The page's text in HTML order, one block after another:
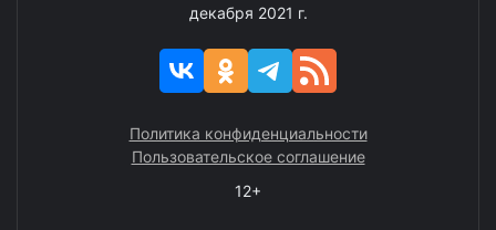
декабря 2021 г.
Политика конфиденциальности
Пользовательское соглашение
12+